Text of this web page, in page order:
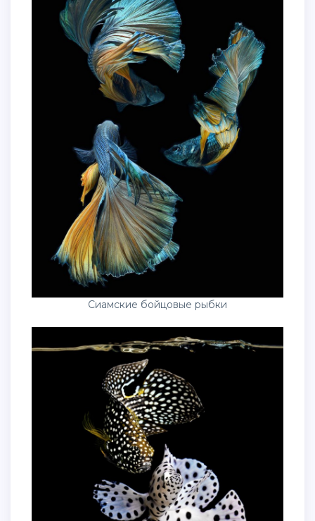
Сиамские бойцовые рыбки